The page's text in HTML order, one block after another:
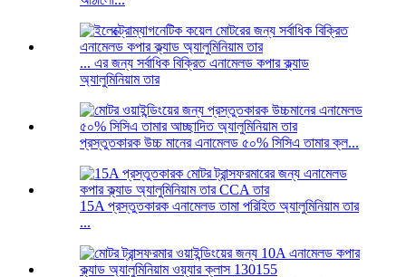
... এর জন্য সর্বাধিক বিক্রিত এনামেলড কপার ক্ল্যাড
অ্যালুমিনিয়াম তার
প্রস্তুতকারক উচ্চ মানের এনামেলড ৫০% সিসিএ তামার ক্ল...
15A প্রস্তুতকারক এনামেলড তামা পরিহিত অ্যালুমিনিয়াম তার
...